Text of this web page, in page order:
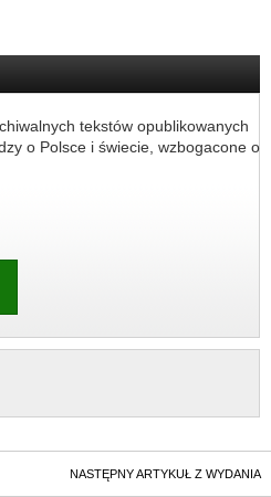
tekstów opublikowanych
o Polsce i świecie, wzbogacone o
NASTĘPNY ARTYKUŁ Z WYDANIA